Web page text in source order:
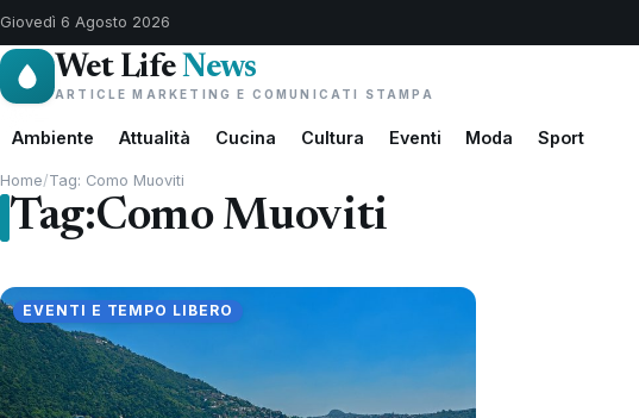
Giovedì 6 Agosto 2026
Wet LifeNews
ARTICLE MARKETING E COMUNICATI STAMPA
Ambiente Attualità Cucina Cultura Eventi Moda Sport
Home/Tag: Como Muoviti
Tag:Como Muoviti
EVENTI E TEMPO LIBERO